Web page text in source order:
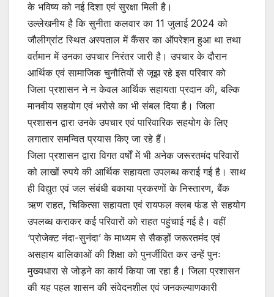
के भविष्य को नई दिशा एवं सुरक्षा मिली है।
उल्लेखनीय है कि सुनीता कलवार का 11 जुलाई 2024 को
जौलीग्रांट स्थित अस्पताल में कैंसर का ऑपरेशन हुआ था तथा
वर्तमान में उनका उपचार निरंतर जारी है। उपचार के दौरान
आर्थिक एवं सामाजिक चुनौतियों से जूझ रहे इस परिवार को
जिला प्रशासन ने न केवल आर्थिक सहायता प्रदान की, बल्कि
मानवीय सहयोग एवं भरोसे का भी संबल दिया है। जिला
प्रशासन द्वारा उनके उपचार एवं पारिवारिक सहयोग के लिए
लगातार समन्वित प्रयास किए जा रहे हैं।
जिला प्रशासन द्वारा विगत वर्षों में भी अनेक जरूरतमंद परिवारों
को लाखों रुपये की आर्थिक सहायता उपलब्ध कराई गई है। साथ
ही विद्युत एवं जल संबंधी बकाया प्रकरणों के निस्तारण, बैंक
ऋण राहत, चिकित्सा सहायता एवं रायफल क्लब फंड से सहयोग
उपलब्ध कराकर कई परिवारों को राहत पहुंचाई गई है। वहीं
‘प्रोजेक्ट नंदा-सुनंदा’ के माध्यम से सैकड़ों जरूरतमंद एवं
असहाय बालिकाओं की शिक्षा को पुनर्जीवित कर उन्हें पुनः
मुख्यधारा से जोड़ने का कार्य किया जा रहा है। जिला प्रशासन
की यह पहल शासन की संवेदनशील एवं जनकल्याणकारी